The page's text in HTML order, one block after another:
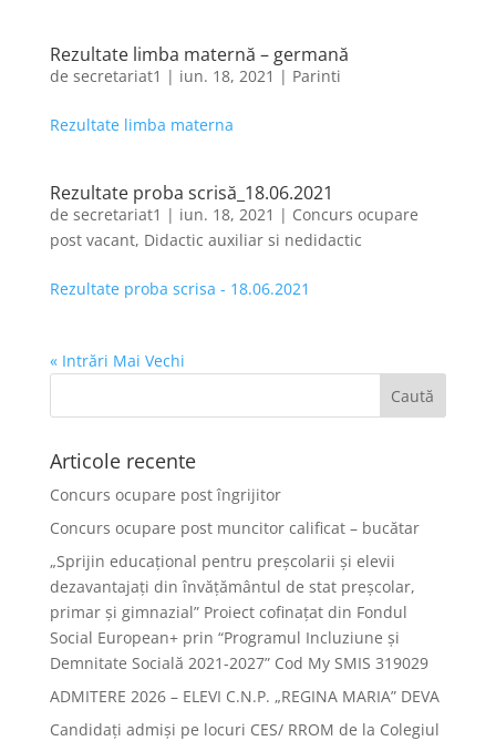
Rezultate limba maternă – germană
de secretariat1 | iun. 18, 2021 | Parinti
Rezultate limba materna
Rezultate proba scrisă_18.06.2021
de secretariat1 | iun. 18, 2021 | Concurs ocupare
post vacant, Didactic auxiliar si nedidactic
Rezultate proba scrisa - 18.06.2021
« Intrări Mai Vechi
Articole recente
Concurs ocupare post îngrijitor
Concurs ocupare post muncitor calificat – bucătar
„Sprijin educațional pentru preșcolarii și elevii
dezavantajați din învățământul de stat preșcolar,
primar și gimnazial” Proiect cofinațat din Fondul
Social European+ prin “Programul Incluziune și
Demnitate Socială 2021-2027” Cod My SMIS 319029
ADMITERE 2026 – ELEVI C.N.P. „REGINA MARIA” DEVA
Candidați admiși pe locuri CES/ RROM de la Colegiul